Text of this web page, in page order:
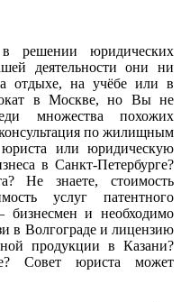
решении юридических
деятельности они ни
отдыхе, на учёбе или в
в Москве, но Вы не
множества похожих
по жилищным
или юридическую
в Санкт-Петербурге?
Не знаете, стоимость
услуг патентного
и необходимо
в Волгограде и лицензию
продукции в Казани?
Совет юриста может